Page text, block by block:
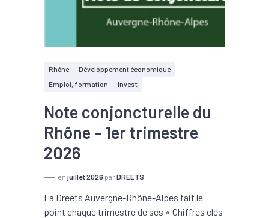
Rhône
Développement économique
Emploi, formation
Invest
Note conjoncturelle du
Rhône - 1er trimestre
2026
en juillet 2026 par DREETS
La Dreets Auvergne-Rhône-Alpes fait le
point chaque trimestre de ses « Chiffres clés